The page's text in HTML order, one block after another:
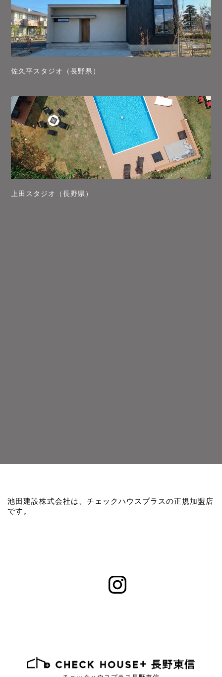
佐久平スタジオ（長野県）
上田スタジオ（長野県）
池田建設株式会社は、チェックハウスプラスの正規加盟店
です。